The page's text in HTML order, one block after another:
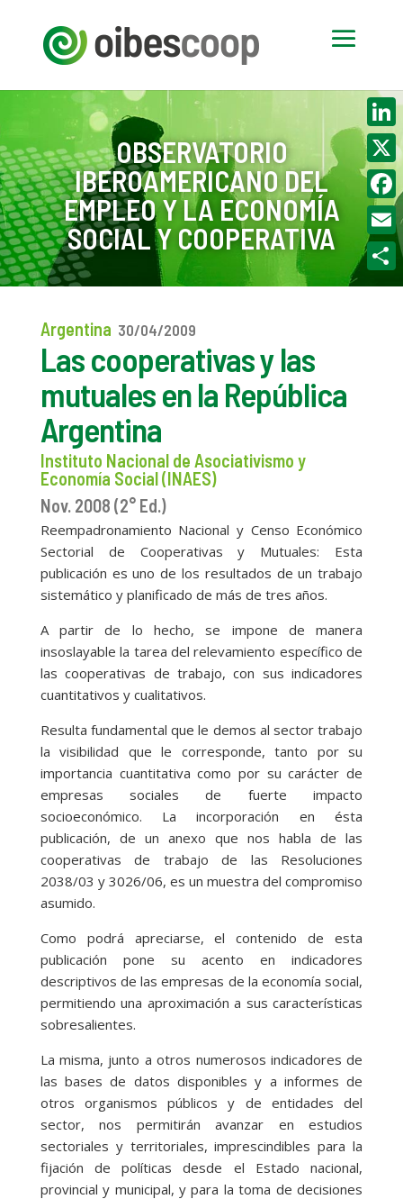
OBSERVATORIO
IBEROAMERICANO DEL
EMPLEO Y LA ECONOMÍA
SOCIAL Y COOPERATIVA
Argentina 30/04/2009
Las cooperativas y las
mutuales en la República
Argentina
Instituto Nacional de Asociativismo y
Economía Social (INAES)
Nov. 2008 (2° Ed.)
Reempadronamiento Nacional y Censo Económico
Sectorial de Cooperativas y Mutuales: Esta
publicación es uno de los resultados de un trabajo
sistemático y planificado de más de tres años.
A partir de lo hecho, se impone de manera
insoslayable la tarea del relevamiento específico de
las cooperativas de trabajo, con sus indicadores
cuantitativos y cualitativos.
Resulta fundamental que le demos al sector trabajo
la visibilidad que le corresponde, tanto por su
importancia cuantitativa como por su carácter de
empresas sociales de fuerte impacto
socioeconómico. La incorporación en ésta
publicación, de un anexo que nos habla de las
cooperativas de trabajo de las Resoluciones
2038/03 y 3026/06, es un muestra del compromiso
asumido.
Como podrá apreciarse, el contenido de esta
publicación pone su acento en indicadores
descriptivos de las empresas de la economía social,
permitiendo una aproximación a sus características
sobresalientes.
La misma, junto a otros numerosos indicadores de
las bases de datos disponibles y a informes de
otros organismos públicos y de entidades del
sector, nos permitirán avanzar en estudios
sectoriales y territoriales, imprescindibles para la
fijación de políticas desde el Estado nacional,
provincial y municipal, y para la toma de decisiones
X
Email